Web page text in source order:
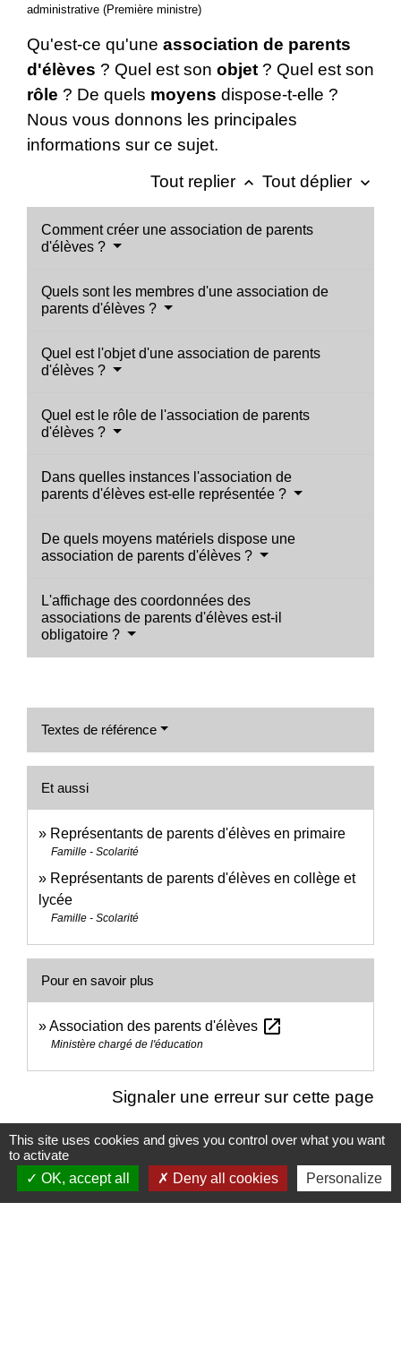
administrative (Première ministre)
Qu'est-ce qu'une association de parents
d'élèves ? Quel est son objet ? Quel est son
rôle ? De quels moyens dispose-t-elle ?
Nous vous donnons les principales
informations sur ce sujet.
Tout replier keyboard_arrow_up Tout déplier keyboard_arrow_down
Comment créer une association de parents
d'élèves ?
Quels sont les membres d'une association de
parents d'élèves ?
Quel est l'objet d'une association de parents
d'élèves ?
Quel est le rôle de l'association de parents
d'élèves ?
Dans quelles instances l'association de
parents d'élèves est-elle représentée ?
De quels moyens matériels dispose une
association de parents d'élèves ?
L'affichage des coordonnées des
associations de parents d'élèves est-il
obligatoire ?
Textes de référence
Et aussi
Représentants de parents d'élèves en primaire
Famille - Scolarité
Représentants de parents d'élèves en collège et
lycée
Famille - Scolarité
Pour en savoir plus
Association des parents d'élèves open_in_new
Ministère chargé de l'éducation
Signaler une erreur sur cette page
Nous contacter
This site uses cookies and gives you control over what you want
to activate
OK, accept all
Deny all cookies Personalize